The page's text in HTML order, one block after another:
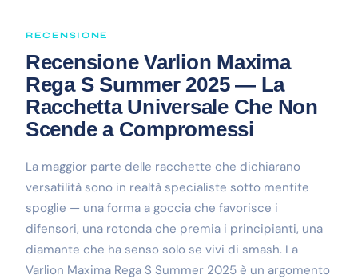
RECENSIONE
Recensione Varlion Maxima
Rega S Summer 2025 — La
Racchetta Universale Che Non
Scende a Compromessi
La maggior parte delle racchette che dichiarano
versatilità sono in realtà specialiste sotto mentite
spoglie — una forma a goccia che favorisce i
difensori, una rotonda che premia i principianti, una
diamante che ha senso solo se vivi di smash. La
Varlion Maxima Rega S Summer 2025 è un argomento